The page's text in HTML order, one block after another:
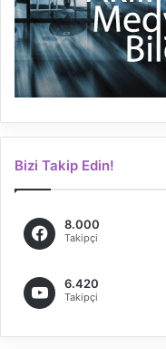
Bizi Takip Edin!
8.000
Takipçi
6.420
Takipçi